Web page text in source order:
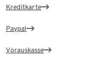
Kreditkarte
Paypal
Vorauskasse